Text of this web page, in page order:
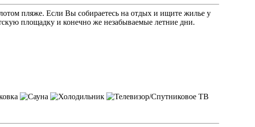
пляже. Если Вы собираетесь на отдых и ищите жилье у
площадку и конечно же незабываемые летние дни.